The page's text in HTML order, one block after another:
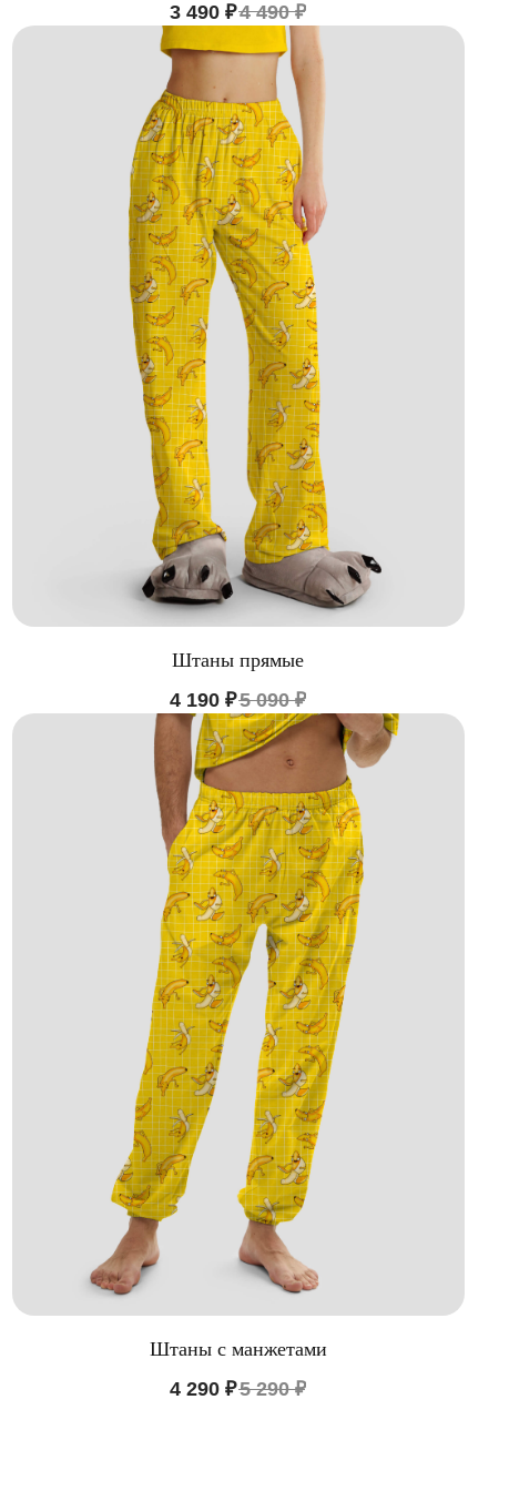
3 490 ₽4 490 ₽
Штаны прямые
4 190 ₽5 090 ₽
Штаны с манжетами
4 290 ₽5 290 ₽